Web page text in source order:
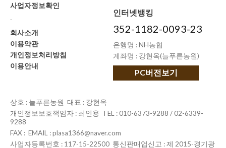
사업자정보확인
-
회사소개
이용약관
개인정보처리방침
이용안내
인터넷뱅킹
352-1182-0093-23
은행명 : NH농협
계좌명 : 강현옥(늘푸른농원)
PC버전보기
상호 : 늘푸른농원 대표 : 강현옥
개인정보보호책임자 : 최인용 TEL : 010-6373-9288 / 02-6339-
9288
FAX : EMAIL : plasa1366@naver.com
사업자등록번호 : 117-15-22500 통신판매업신고 : 제 2015-경기광